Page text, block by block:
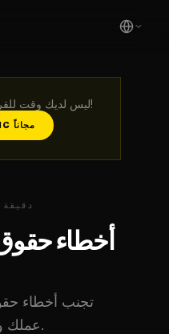
ليس لديك وقت للقراءة؟ ابدأ الإنشاء مباشرة!
جرب MULTIC مجاناً
9
أخطاء
تجنب أخطاء
عملك وتجنب المشاكل القانونية.